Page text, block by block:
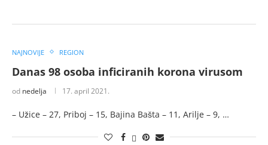
NAJNOVIJE REGION
Danas 98 osoba inficiranih korona virusom
od nedelja 17. april 2021.
– Užice – 27, Priboj – 15, Bajina Bašta – 11, Arilje – 9, …